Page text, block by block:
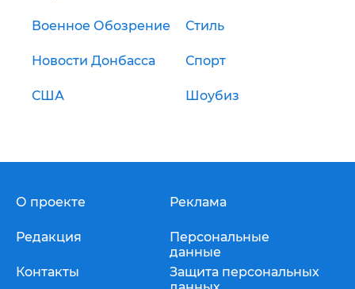
Военное Обозрение Стиль
Новости Донбасса Спорт
США Шоубиз
О проекте
Редакция
Контакты
Реклама
Персональные
данные
Защита персональных